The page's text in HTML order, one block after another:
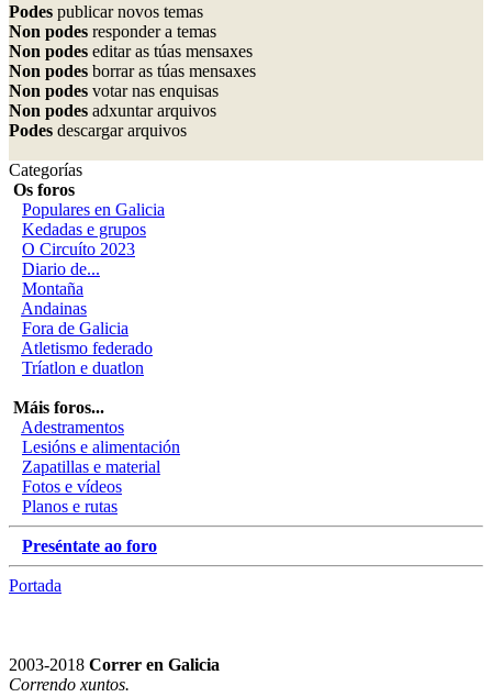
Podes publicar novos temas
Non podes responder a temas
Non podes editar as túas mensaxes
Non podes borrar as túas mensaxes
Non podes votar nas enquisas
Non podes adxuntar arquivos
Podes descargar arquivos
Categorías
Os foros
Populares en Galicia
Kedadas e grupos
O Circuíto 2023
Diario de...
Montaña
Andainas
Fora de Galicia
Atletismo federado
Tríatlon e duatlon
Máis foros...
Adestramentos
Lesións e alimentación
Zapatillas e material
Fotos e vídeos
Planos e rutas
Preséntate ao foro
Portada
2003-2018 Correr en Galicia
Correndo xuntos.